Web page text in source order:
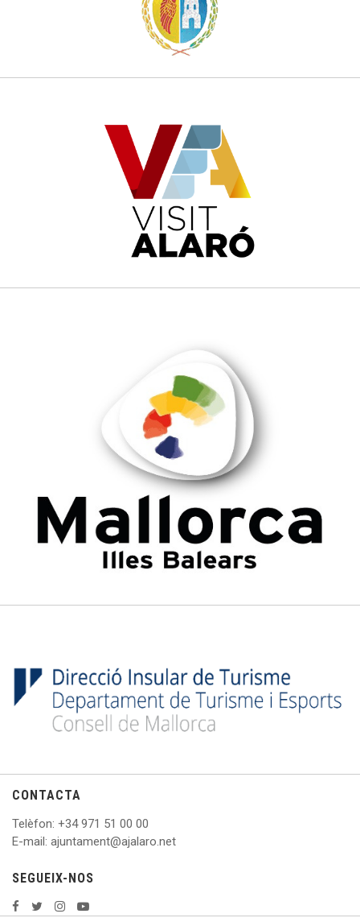
CONTACTA
Telèfon: +34 971 51 00 00
E-mail: ajuntament@ajalaro.net
SEGUEIX-NOS